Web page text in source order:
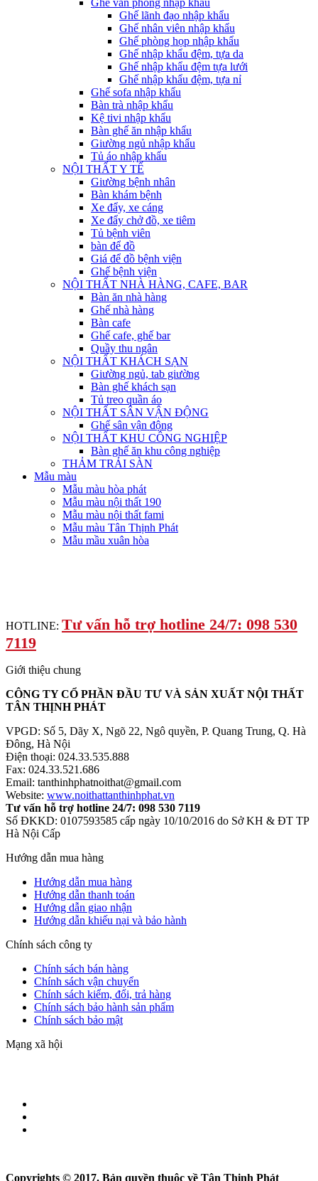
Ghế văn phòng nhập khẩu
Ghế lãnh đạo nhập khẩu
Ghế nhân viên nhập khẩu
Ghế phòng họp nhập khẩu
Ghế nhập khẩu đệm, tựa da
Ghế nhập khẩu đệm tựa lưới
Ghế nhập khẩu đệm, tựa nỉ
Ghế sofa nhập khẩu
Bàn trà nhập khẩu
Kệ tivi nhập khẩu
Bàn ghế ăn nhập khẩu
Giường ngủ nhập khẩu
Tủ áo nhập khẩu
NỘI THẤT Y TẾ
Giường bệnh nhân
Bàn khám bệnh
Xe đẩy, xe cáng
Xe đẩy chở đồ, xe tiêm
Tủ bệnh viên
bàn để đồ
Giá để đồ bệnh viện
Ghế bệnh viện
NỘI THẤT NHÀ HÀNG, CAFE, BAR
Bàn ăn nhà hàng
Ghế nhà hàng
Bàn cafe
Ghế cafe, ghế bar
Quầy thu ngân
NỘI THẤT KHÁCH SẠN
Giường ngủ, tab giường
Bàn ghế khách sạn
Tủ treo quần áo
NỘI THẤT SÂN VẬN ĐỘNG
Ghế sân vận động
NỘI THẤT KHU CÔNG NGHIỆP
Bàn ghế ăn khu công nghiệp
THẢM TRẢI SÀN
Mẫu màu
Mẫu màu hòa phát
Mẫu màu nội thất 190
Mẫu màu nội thất fami
Mẫu màu Tân Thịnh Phát
Mẫu mầu xuân hòa
HOTLINE: Tư vấn hỗ trợ hotline 24/7: 098 530
7119
Giới thiệu chung
CÔNG TY CỔ PHẦN ĐẦU TƯ VÀ SẢN XUẤT NỘI THẤT
TÂN THỊNH PHÁT
VPGD: Số 5, Dãy X, Ngõ 22, Ngô quyền, P. Quang Trung, Q. Hà
Đông, Hà Nội
Điện thoại: 024.33.535.888
Fax: 024.33.521.686
Email: tanthinhphatnoithat@gmail.com
Website: www.noithattanthinhphat.vn
Tư vấn hỗ trợ hotline 24/7: 098 530 7119
Số ĐKKD: 0107593585 cấp ngày 10/10/2016 do Sở KH & ĐT TP
Hà Nội Cấp
Hướng dẫn mua hàng
Hướng dẫn mua hàng
Hướng dẫn thanh toán
Hướng dẫn giao nhận
Hướng dẫn khiếu nại và bảo hành
Chính sách công ty
Chính sách bán hàng
Chính sách vận chuyển
Chính sách kiểm, đổi, trả hàng
Chính sách bảo hành sản phẩm
Chính sách bảo mật
Mạng xã hội
Copyrights © 2017. Bản quyền thuộc về Tân Thịnh Phát